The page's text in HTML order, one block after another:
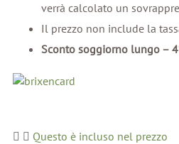
verrà calcolato un
Il prezzo non include la
Sconto soggiorno lungo –
Questo è incluso nel prezzo